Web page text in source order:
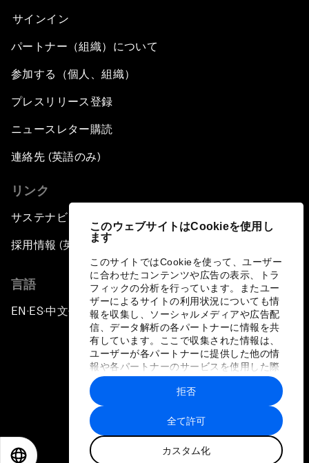
このウェブサイトはCookieを使用し
ます
このサイトではCookieを使って、ユーザー
に合わせたコンテンツや広告の表示、トラ
フィックの分析を行っています。またユー
ザーによるサイトの利用状況についても情
報を収集し、ソーシャルメディアや広告配
信、データ解析の各パートナーに情報を共
有しています。ここで収集された情報は、
ユーザーが各パートナーに提供した他の情
報や各パートナーのサービスを使用した際
に収集された情報と組み合わされ、各パー
トナーによって使用されることがありま
す。
全て許可
カスタム化
拒否
サインイン
パートナー（組織）について
参加する（個人、組織）
プレスリリース登録
ニュースレター購読
連絡先 (英語のみ)
リンク
サステナビリティへの取り組み
採用情報 (英語のみ)
言語
EN ▪ES▪中文▪ 日本語
プライバシーポリシーと利用規約
サイトマップ
©
世界経済フォーラム